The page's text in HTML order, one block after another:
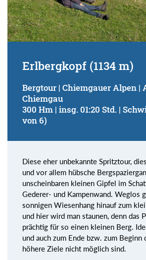
Erlbergkopf (1134 m)
Bergtour | Chiemgauer Alpen |
Chiemgau
300 Hm | insg. 01:20 Std. |
von 6)
Diese eher unbekannte Spritztour,
und vor allem hübsche
unscheinbaren kleinen Gipfel im
Gederer- und Kampenwand. Weglos
sonnigen Wiesenhang hinauf zum
und hier wird man staunen, denn das
prächtig für so einen kleinen Berg.
und auch zum Ende bzw. zum Beginn
höhere Ziele nicht möglich sind.